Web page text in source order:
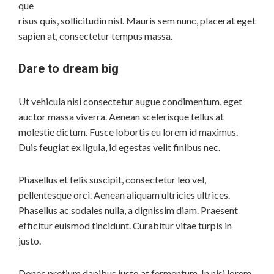
que
risus quis, sollicitudin nisl. Mauris sem nunc, placerat eget
sapien at, consectetur tempus massa.
Dare to dream big
Ut vehicula nisi consectetur augue condimentum, eget
auctor massa viverra. Aenean scelerisque tellus at
molestie dictum. Fusce lobortis eu lorem id maximus.
Duis feugiat ex ligula, id egestas velit finibus nec.
Phasellus et felis suscipit, consectetur leo vel,
pellentesque orci. Aenean aliquam ultricies ultrices.
Phasellus ac sodales nulla, a dignissim diam. Praesent
efficitur euismod tincidunt. Curabitur vitae turpis in
justo.